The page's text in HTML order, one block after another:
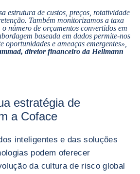
estrutura de custos, preços, rotatividade
Também monitorizamos a taxa
número de orçamentos convertidos em
baseada em dados permite-nos
oportunidades e ameaças emergentes»,
diretor financeiro da Hellmann
estratégia de
a Coface
inteligentes e das soluções
podem oferecer
da cultura de risco global